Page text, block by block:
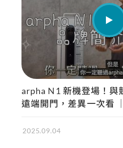
arpha N1 新機登場！與
遠端開門，差異一次看
2025.09.04